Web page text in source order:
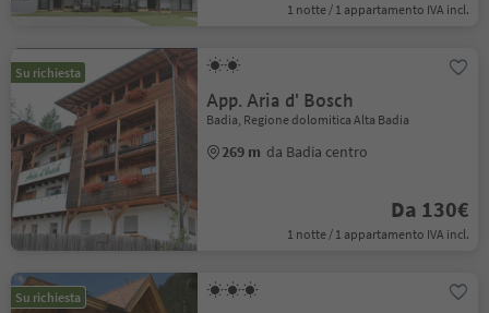
1 notte / 1 appartamento IVA incl.
Su richiesta
App. Aria d' Bosch
Badia, Regione dolomitica Alta Badia
269 m da Badia centro
Da 130€
1 notte / 1 appartamento IVA incl.
Su richiesta